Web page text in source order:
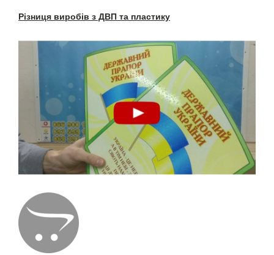
Різниця виробів з ДВП та пластику